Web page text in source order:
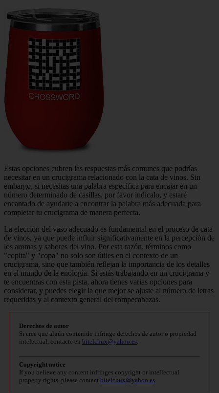
Estas opciones cubren las respuestas más comunes que podrías
necesitar en un crucigrama relacionado con la cata de vinos. Sin
embargo, si necesitas una palabra específica para encajar en un
número determinado de casillas, por favor indícalo, y estaré
encantado de ayudarte a encontrar la palabra más adecuada para
completar tu crucigrama de manera perfecta.
La elección del vaso adecuado es fundamental en el proceso de cata
de vinos, ya que puede influir significativamente en la percepción de
los aromas y sabores del vino. Por esta razón, términos como
"copita" y "copa" no solo son útiles en el contexto de un
crucigrama, sino que también reflejan la importancia de los detalles
en el mundo de la enología. Si estás trabajando en un crucigrama y
te encuentras con esta pista, ahora tienes varias opciones para
considerar, y puedes elegir la que mejor se ajuste al número de letras
requeridas y al contexto general del rompecabezas.
Derechos de autor
Si cree que algún contenido infringe derechos de autor o propiedad
intelectual, contacte en bitelchux@yahoo.es
Copyright notice
If you believe any content infringes copyright or intellectual
property rights, please contact bitelchux@yahoo.es